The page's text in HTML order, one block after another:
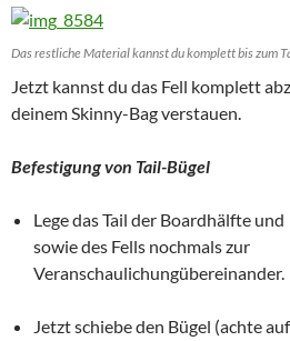
Das restliche Material kannst du komplett bis zum
Jetzt kannst du das Fell komplett
deinem Skinny-Bag verstauen.
Befestigung von Tail-Bügel
Lege das Tail der Boardhälfte und
sowie des Fells nochmals zur
Veranschaulichungübereinander.
Jetzt schiebe den Bügel (achte auf